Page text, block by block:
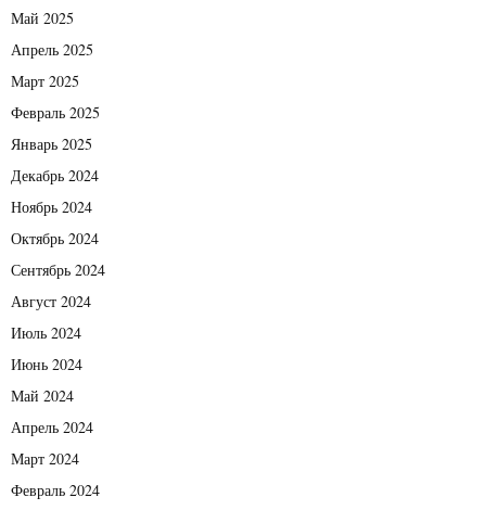
Май 2025
Апрель 2025
Март 2025
Февраль 2025
Январь 2025
Декабрь 2024
Ноябрь 2024
Октябрь 2024
Сентябрь 2024
Август 2024
Июль 2024
Июнь 2024
Май 2024
Апрель 2024
Март 2024
Февраль 2024